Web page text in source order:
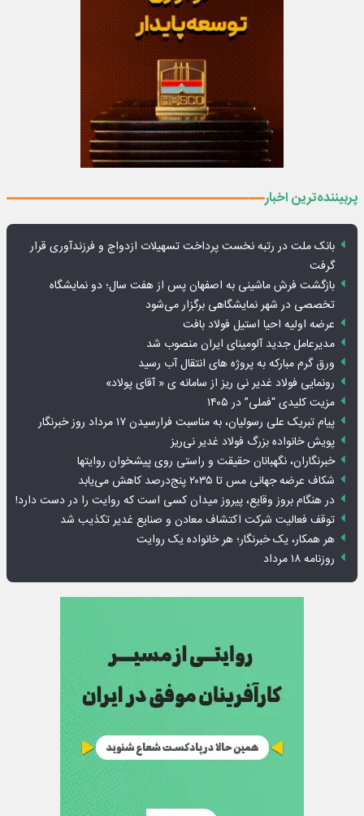
پربیننده‌ترین اخبار
بانک ملت در رتبه نخست پرداخت تسهیلات ازدواج و فرزندآوری قرار
گرفت
بازگشت فرش ماشینی به اصفهان پس از هفت سال؛ دو نمایشگاه
تخصصی در شهر نمایشگاهی برگزار می‌شود
عرضه اولیه احیا استیل فولاد بافت
مدیرعامل جدید آلومینای ایران منصوب شد
ورق گرم مبارکه به پروژه های انتقال آب رسید
رونمایی فولاد غدیر نی ریز از سامانه ی « آقای پولاد»
مزیت کلیدی “فملی” در ۱۴۰۵
پیام تبریک علی رسولیان، به مناسبت فرارسیدن ۱۷ مرداد روز خبرنگار
پویش خانواده بزرگ فولاد غدیر نی‌ریز
خبرنگاران، نگهبانان حقیقت و راستی روی پیشخوان روایت­ها
شکاف عرضه جهانی مس تا ۲۰۳۵ پنج‌درصد کاهش می‌یابد
در هنگام بروز وقایع، پیروز میدان کسی است که روایت را در دست دارد!
توقف فعالیت شرکت اکتشاف معادن و صنایع غدیر تکذیب شد
هر همکار، یک خبرنگار؛ هر خانواده یک روایت
روزنامه ۱۸ مرداد